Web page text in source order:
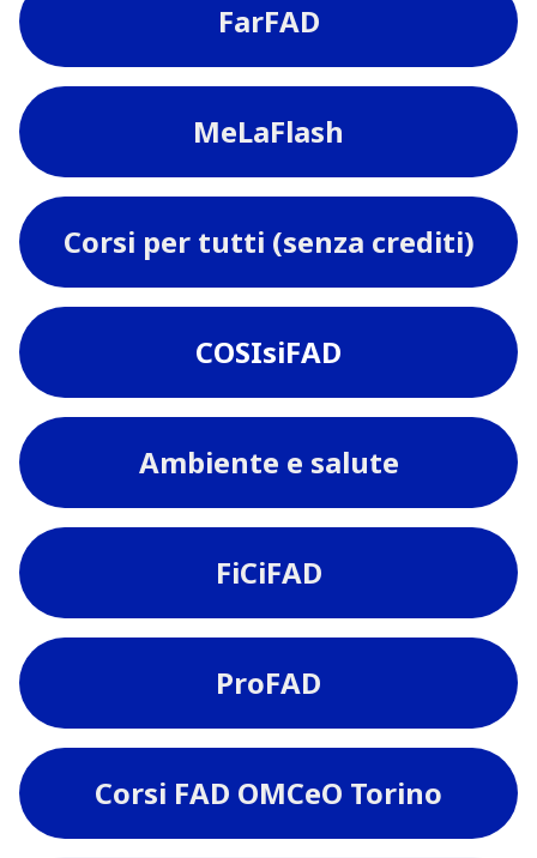
FarFAD
MeLaFlash
Corsi per tutti (senza crediti)
COSIsiFAD
Ambiente e salute
FiCiFAD
ProFAD
Corsi FAD OMCeO Torino